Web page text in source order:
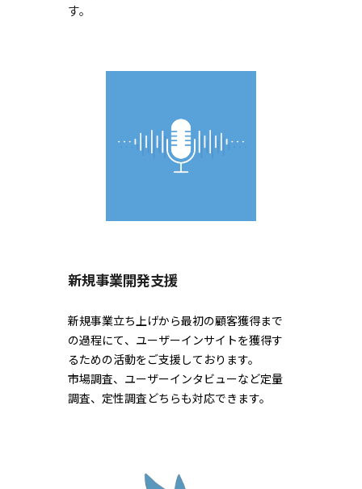
す。
新規事業開発支援
新規事業立ち上げから最初の顧客獲得まで
の過程にて、ユーザーインサイトを獲得す
るための活動をご支援しております。
市場調査、ユーザーインタビューなど定量
調査、定性調査どちらも対応できます。